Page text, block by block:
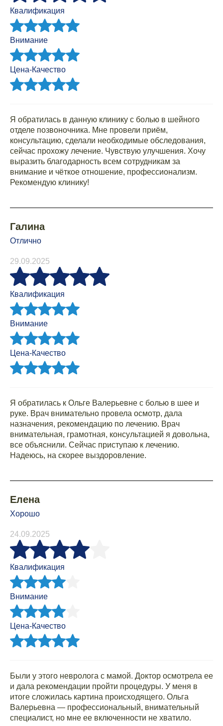
Квалификация
Внимание
Цена-Качество
Я обратилась в данную клинику с болью в шейного
отделе позвоночника. Мне провели приём,
консультацию, сделали необходимые обследования,
сейчас прохожу лечение. Чувствую улучшения. Хочу
выразить благодарность всем сотрудникам за
внимание и чёткое отношение, профессионализм.
Рекомендую клинику!
Галина
Отлично
29.09.2025
Квалификация
Внимание
Цена-Качество
Я обратилась к Ольге Валерьевне с болью в шее и
руке. Врач внимательно провела осмотр, дала
назначения, рекомендацию по лечению. Врач
внимательная, грамотная, консультацией я довольна,
все объяснили. Сейчас приступаю к лечению.
Надеюсь, на скорее выздоровление.
Елена
Хорошо
24.09.2025
Квалификация
Внимание
Цена-Качество
Были у этого невролога с мамой. Доктор осмотрела ее
и дала рекомендации пройти процедуры. У меня в
итоге сложилась картина происходящего. Ольга
Валерьевна — профессиональный, внимательный
специалист, но мне ее включенности не хватило.